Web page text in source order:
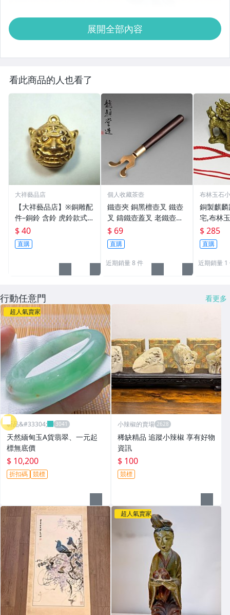
展開全部內容
看此商品的人也看了
大祥藝品店
【大祥藝品店】※銅雕配
件–銅鈴 含鈴 虎鈴款式
吊飾 銅製
$ 40
直購
個人收藏茶壺
鐵壺夾 銅黑檀壺叉 鐵壺
叉 鑄鐵壺蓋叉 老鐵壺夾
子配件 生鐵壺器 老鐵壺
器
$ 69
直購
近期銷量 8 件
布林玉石
銅製麒
宅,布林
6，贈中
五帝錢
$ 285
直購
近期銷量 1
行動任意門 看更多
超人氣賣家
昕品&#33304;
天然緬甸玉A貨翡翠、一元起
標無底價
$ 10,200
折扣碼 競標
小辣椒的賣場
稀缺精品 追蹤小辣椒 享有好物
資訊
$ 100
競標
超人氣賣家